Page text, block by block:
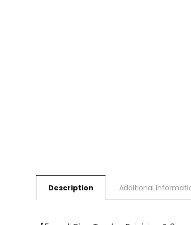
Description Additional